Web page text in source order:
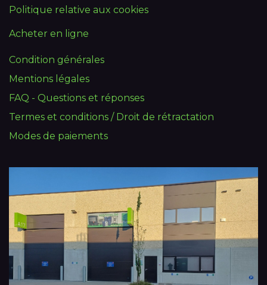
Politique relative aux cookies
Acheter en ligne
Condition générales
Mentions légales
FAQ - Questions et réponses
Termes et conditions / Droit de rétractation
Modes de paiements